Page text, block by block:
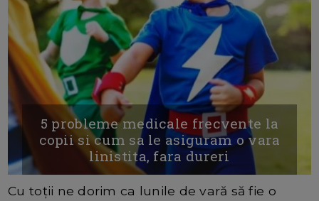
5 probleme medicale frecvente la
copii si cum sa le asiguram o vara
linistita, fara dureri
Cu toții ne dorim ca lunile de vară să fie o